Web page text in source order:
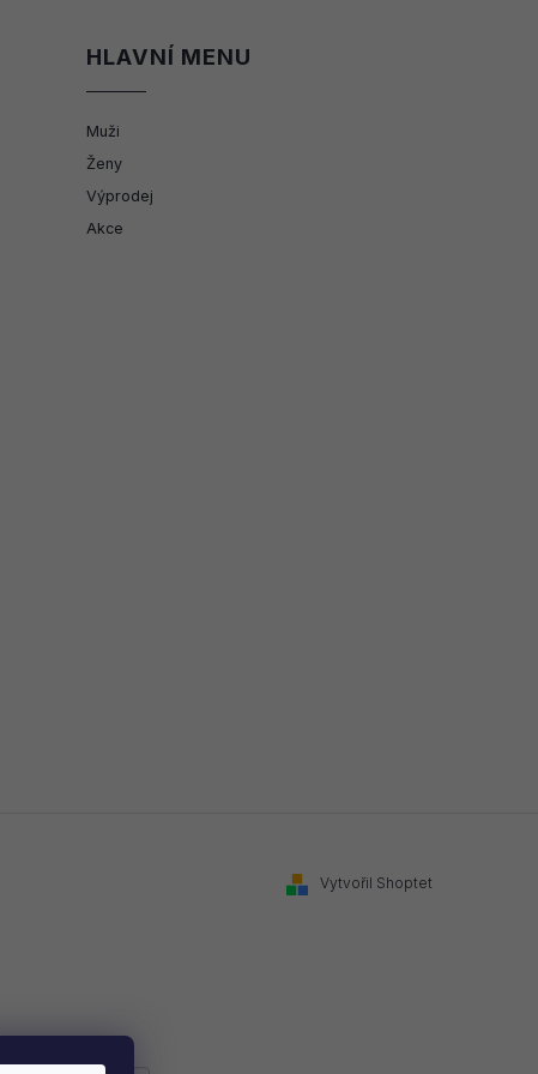
HLAVNÍ MENU
Muži
Ženy
Výprodej
Akce
Vytvořil Shoptet